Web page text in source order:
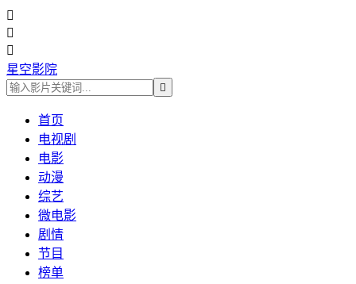



星空影院

首页
电视剧
电影
动漫
综艺
微电影
剧情
节目
榜单